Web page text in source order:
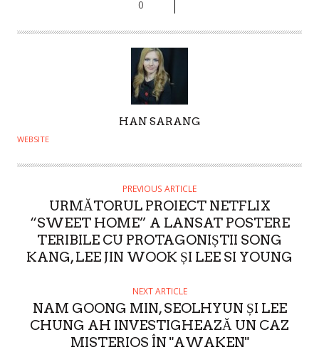
0
U
H
HAN SARANG
WEBSITE
PREVIOUS ARTICLE
URMĂTORUL PROIECT NETFLIX
“SWEET HOME” A LANSAT POSTERE
TERIBILE CU PROTAGONIȘTII SONG
KANG, LEE JIN WOOK ȘI LEE SI YOUNG
NEXT ARTICLE
NAM GOONG MIN, SEOLHYUN ȘI LEE
CHUNG AH INVESTIGHEAZĂ UN CAZ
MISTERIOS ÎN "AWAKEN"